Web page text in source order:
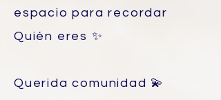
espacio para recordar
Quién eres ✨
Querida comunidad 💫